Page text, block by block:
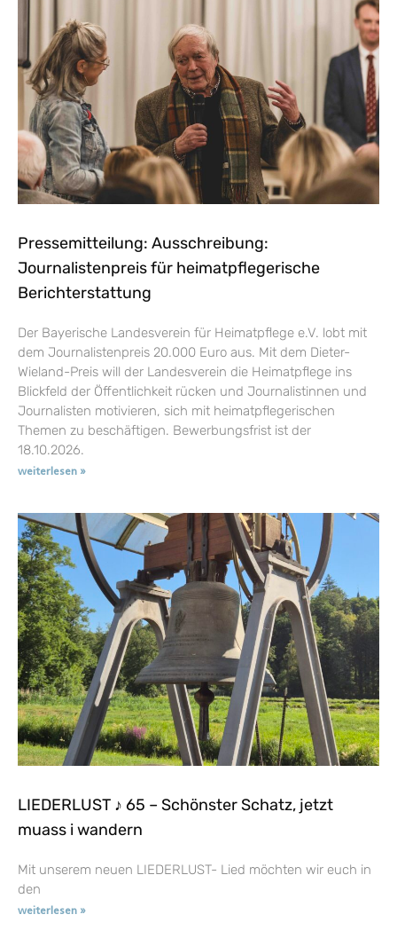
Pressemitteilung: Ausschreibung:
Journalistenpreis für heimatpflegerische
Berichterstattung
Der Bayerische Landesverein für Heimatpflege e.V. lobt mit
dem Journalistenpreis 20.000 Euro aus. Mit dem Dieter-
Wieland-Preis will der Landesverein die Heimatpflege ins
Blickfeld der Öffentlichkeit rücken und Journalistinnen und
Journalisten motivieren, sich mit heimatpflegerischen
Themen zu beschäftigen. Bewerbungsfrist ist der
18.10.2026.
weiterlesen »
LIEDERLUST ♪ 65 – Schönster Schatz, jetzt
muass i wandern
Mit unserem neuen LIEDERLUST- Lied möchten wir euch in
den
weiterlesen »